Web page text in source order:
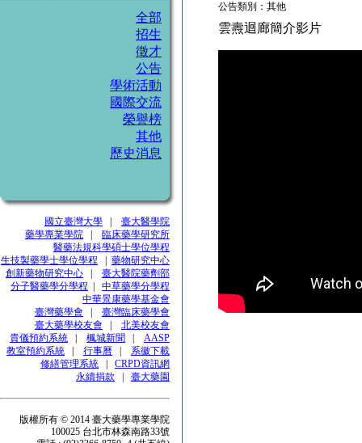
全部
招生
徵才
公告
學術活動
國際交流
榮譽榜
其他
歷史消息
國立臺灣大學
臺大醫學院
藥學專業學院
臨床藥學研究所
醫藥法規科學碩士學位學程
生技製藥學士學位學程
藥物研究中心
創新藥物研究中心
臺大醫院藥劑部
分子醫藥學分學程
中草藥學分學程
中華景康藥學基金會
臺灣藥學會
臺灣臨床藥學會
臺大藥學校友會
北美校友會
貴儀預約系統
楓城新聞
AASP
教室預約系統
行事曆
系徽下載
修繕管理系統
CRPD資訊網
永續捐款
臺大藥園
版權所有 © 2014 臺大藥學專業學院
100025 台北市林森南路33號
公告類別：其他
雲燾迴廊簡介影片